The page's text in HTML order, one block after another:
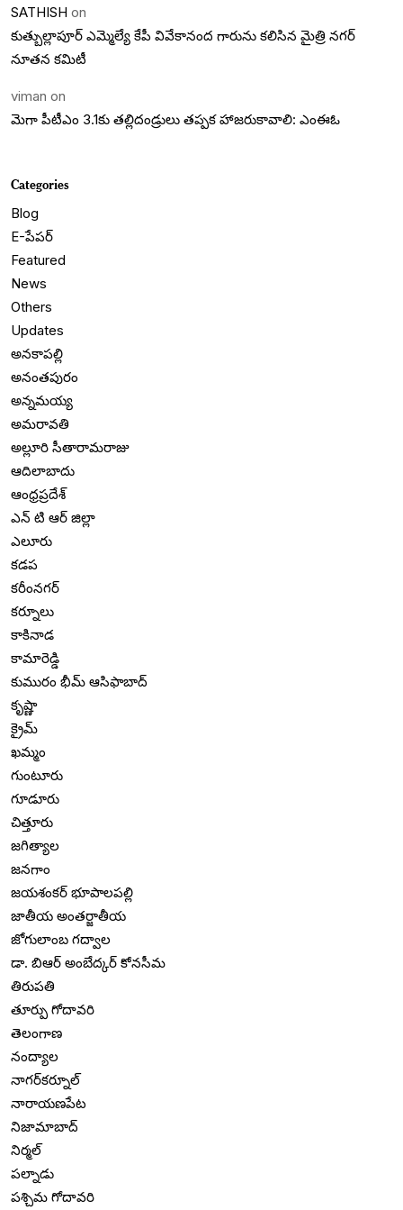
SATHISH on
కుత్బుల్లాపూర్ ఎమ్మెల్యే కేపీ వివేకానంద గారును కలిసిన మైత్రి నగర్
నూతన కమిటీ
viman on
మెగా పీటీఎం 3.1కు తల్లిదండ్రులు తప్పక హాజరుకావాలి: ఎంఈఓ
Categories
Blog
E-పేపర్
Featured
News
Others
Updates
అనకాపల్లి
అనంతపురం
అన్నమయ్య
అమరావతి
అల్లూరి సీతారామరాజు
ఆదిలాబాదు
ఆంధ్రప్రదేశ్
ఎన్ టి ఆర్ జిల్లా
ఎలూరు
కడప
కరీంనగర్
కర్నూలు
కాకినాడ
కామారెడ్డి
కుమురం భీమ్ ఆసిఫాబాద్
కృష్ణా
క్రైమ్
ఖమ్మం
గుంటూరు
గూడూరు
చిత్తూరు
జగిత్యాల
జనగాం
జయశంకర్ భూపాలపల్లి
జాతీయ అంతర్జాతీయ
జోగులాంబ గద్వాల
డా. బిఆర్ అంబేద్కర్ కోనసీమ
తిరుపతి
తూర్పు గోదావరి
తెలంగాణ
నంద్యాల
నాగర్‌కర్నూల్
నారాయణపేట
నిజామాబాద్
నిర్మల్
పల్నాడు
పశ్చిమ గోదావరి